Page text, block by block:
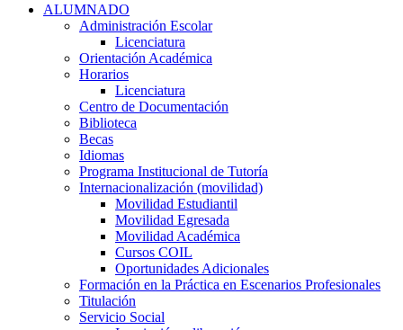
ALUMNADO
Administración Escolar
Licenciatura
Orientación Académica​
Horarios
Licenciatura
Centro de Documentación
Biblioteca
Becas
Idiomas
Programa Institucional de Tutoría
Internacionalización (movilidad)
Movilidad Estudiantil
Movilidad Egresada
Movilidad Académica
Cursos COIL
Oportunidades Adicionales
Formación en la Práctica en Escenarios Profesionales
Titulación
Servicio Social